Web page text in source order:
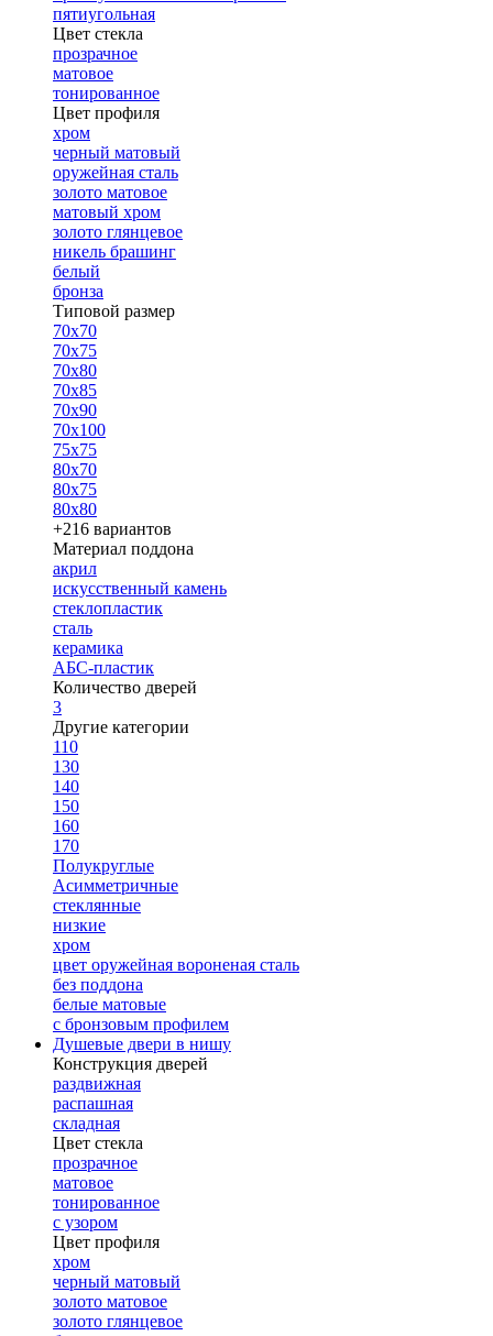
пятиугольная
Цвет стекла
прозрачное
матовое
тонированное
Цвет профиля
хром
черный матовый
оружейная сталь
золото матовое
матовый хром
золото глянцевое
никель брашинг
белый
бронза
Типовой размер
70х70
70х75
70х80
70х85
70х90
70х100
75х75
80х70
80х75
80х80
+216 вариантов
Материал поддона
акрил
искусственный камень
стеклопластик
сталь
керамика
АБС-пластик
Количество дверей
3
Другие категории
110
130
140
150
160
170
Полукруглые
Асимметричные
стеклянные
низкие
хром
цвет оружейная вороненая сталь
без поддона
белые матовые
с бронзовым профилем
Душевые двери в нишу
Конструкция дверей
раздвижная
распашная
складная
Цвет стекла
прозрачное
матовое
тонированное
с узором
Цвет профиля
хром
черный матовый
золото матовое
золото глянцевое